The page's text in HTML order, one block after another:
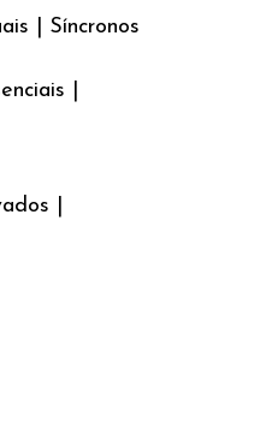
| Síncronos
|
|